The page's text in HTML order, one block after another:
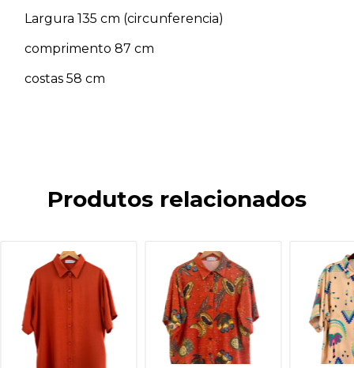
Largura 135 cm (circunferencia)
comprimento 87 cm
costas 58 cm
Produtos relacionados